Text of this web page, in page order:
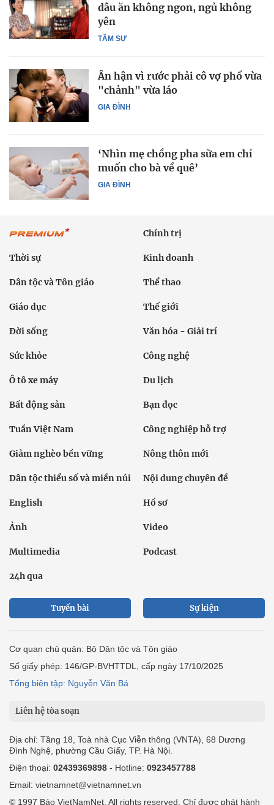
TÂM SỰ
dâu ăn không ngon, ngủ không
yên
GIA ĐÌNH
Ân hận vì rước phải cô vợ phố vừa
"chảnh" vừa láo
GIA ĐÌNH
‘Nhìn mẹ chồng pha sữa em chỉ
muốn cho bà về quê’
Chính trị
Thời sự Kinh doanh
Dân tộc và Tôn giáo Thể thao
Giáo dục Thế giới
Đời sống Văn hóa - Giải trí
Sức khỏe Công nghệ
Ô tô xe máy Du lịch
Bất động sản Bạn đọc
Tuần Việt Nam Công nghiệp hỗ trợ
Giảm nghèo bền vững Nông thôn mới
Dân tộc thiểu số và miền núi Nội dung chuyên đề
English Hồ sơ
Ảnh Video
Multimedia Podcast
24h qua
Tuyến bài Sự kiện
Cơ quan chủ quản: Bộ Dân tộc và Tôn giáo
Số giấy phép: 146/GP-BVHTTDL, cấp ngày 17/10/2025
Tổng biên tập: Nguyễn Văn Bá
Liên hệ tòa soạn
Địa chỉ: Tầng 18, Toà nhà Cục Viễn thông (VNTA), 68 Dương
Đình Nghệ, phường Cầu Giấy, TP. Hà Nội.
Điện thoại: 02439369898 - Hotline: 0923457788
Email: vietnamnet@vietnamnet.vn
© 1997 Báo VietNamNet. All rights reserved. Chỉ được phát hành